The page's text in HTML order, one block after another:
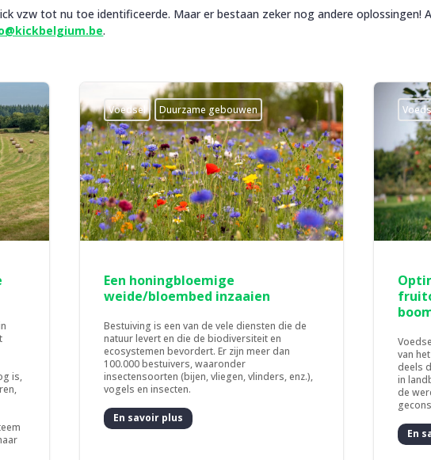
vzw tot nu toe identificeerde. Maar er bestaan zeker nog andere oplossingen!
.
is,
Voedsel Duurzame gebouwen
Een honingbloemige
weide/bloembed inzaaien
Bestuiving is een van de vele diensten die de
natuur levert en die de biodiversiteit en
ecosystemen bevordert. Er zijn meer dan
100.000 bestuivers, waaronder
insectensoorten (bijen, vliegen, vlinders, enz.),
vogels en insecten.
En savoir plus
van
deels
in
de
En